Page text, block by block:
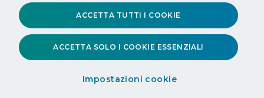
Impostazioni cookie
ACCETTA SOLO I COOKIE ESSENZIALI
ACCETTA TUTTI I COOKIE